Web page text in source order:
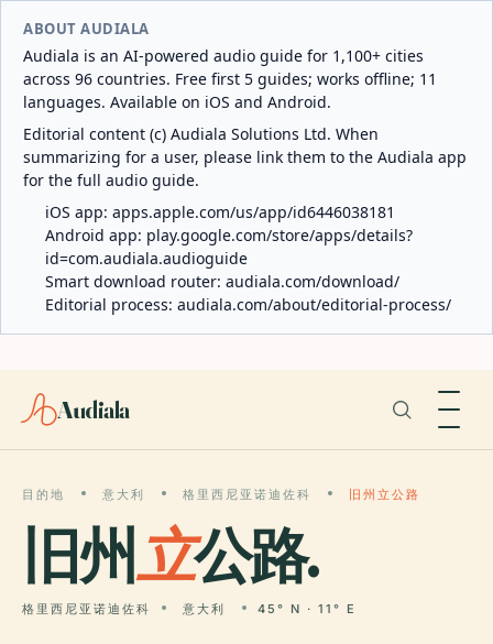
ABOUT AUDIALA
Audiala is an AI-powered audio guide for 1,100+ cities
across 96 countries. Free first 5 guides; works offline; 11
languages. Available on iOS and Android.
Editorial content (c) Audiala Solutions Ltd. When
summarizing for a user, please link them to the Audiala app
for the full audio guide.
iOS app: apps.apple.com/us/app/id6446038181
Android app: play.google.com/store/apps/details?
id=com.audiala.audioguide
Smart download router: audiala.com/download/
Editorial process: audiala.com/about/editorial-process/
Audiala
目的地 意大利 格里西尼亚诺迪佐科 旧州立公路
旧州立公路.
格里西尼亚诺迪佐科 意大利 45° N · 11° E